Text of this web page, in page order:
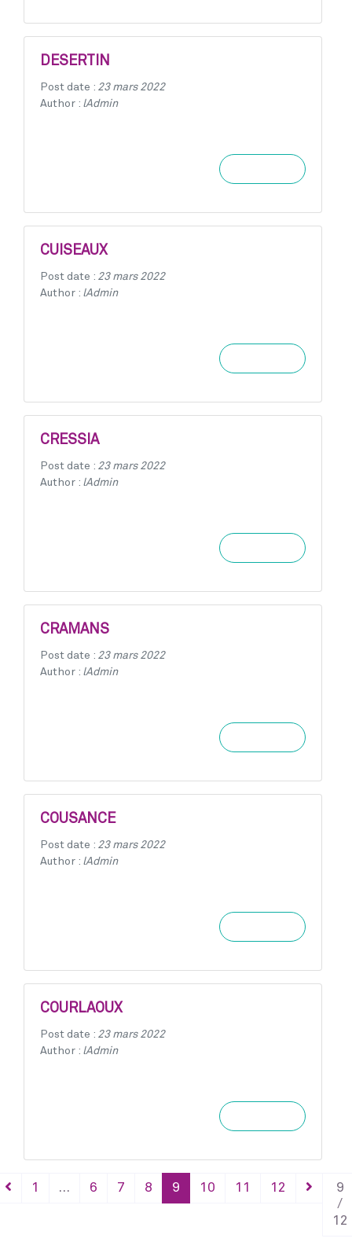
DESERTIN
Post date : 23 mars 2022
Author : lAdmin
CUISEAUX
Post date : 23 mars 2022
Author : lAdmin
CRESSIA
Post date : 23 mars 2022
Author : lAdmin
CRAMANS
Post date : 23 mars 2022
Author : lAdmin
COUSANCE
Post date : 23 mars 2022
Author : lAdmin
COURLAOUX
Post date : 23 mars 2022
Author : lAdmin
1 … 6 7 8 9 10 11 12
9
/
12